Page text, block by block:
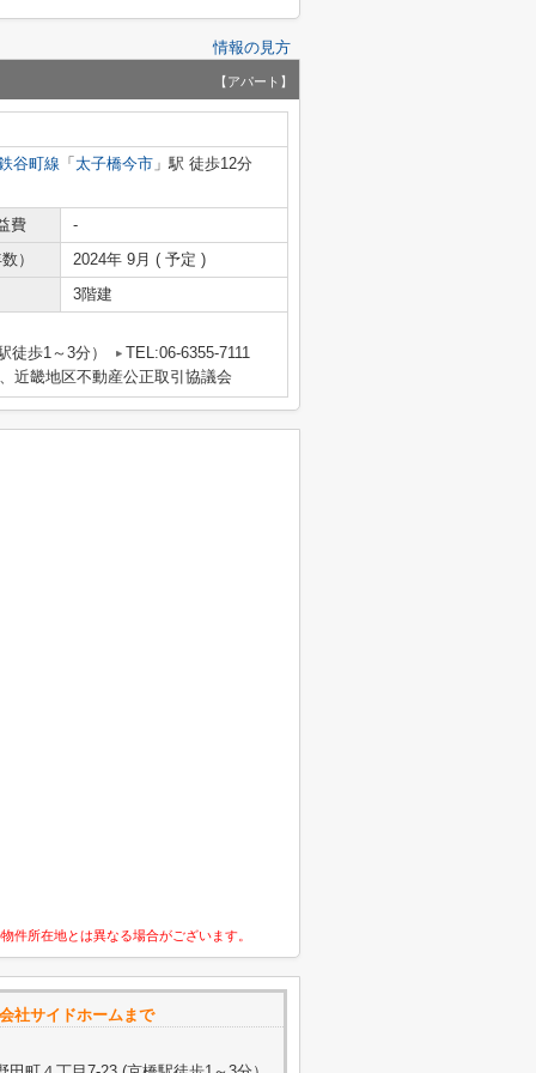
情報の見方
【アパート】
谷町線 「 太子橋今市 」駅 徒歩12分
費
-
）
2024年 9月 ( 予定 )
3階建
徒歩1～3分）
TEL:06-6355-7111
近畿地区不動産公正取引協議会
件所在地とは異なる場合がございます。
社サイドホームまで